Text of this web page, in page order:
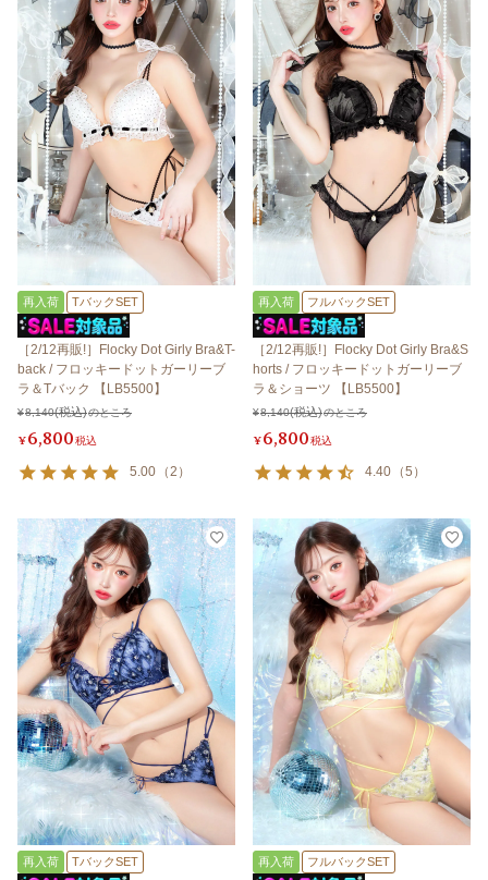
再入荷 TバックSET
［2/12再販!］Flocky Dot Girly Bra&T-
back / フロッキードットガーリーブ
ラ＆Tバック 【LB5500】
¥8,140 のところ
¥6,800税込
5.00 （2 ）
再入荷 フルバックSET
［2/12再販!］Flocky Dot Girly Bra&S
horts / フロッキードットガーリーブ
ラ＆ショーツ 【LB5500】
¥8,140 のところ
¥6,800税込
4.40 （5 ）
再入荷 TバックSET 再入荷 フルバックSET